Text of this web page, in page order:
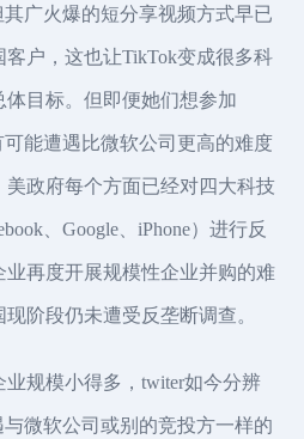
广火爆的短分享视频方式早已
户，这也让TikTok变成很多科
目标。但即便她们想参加
能遭遇比微软公司更高的难度
政府每个方面已经对四大科技
、Google、iPhone）进行反
再度开展规模性企业并购的难
阶段仍未遭受反垄断调查。
规模小得多，twiter如今分辨
微软公司或别的竞投方一样的